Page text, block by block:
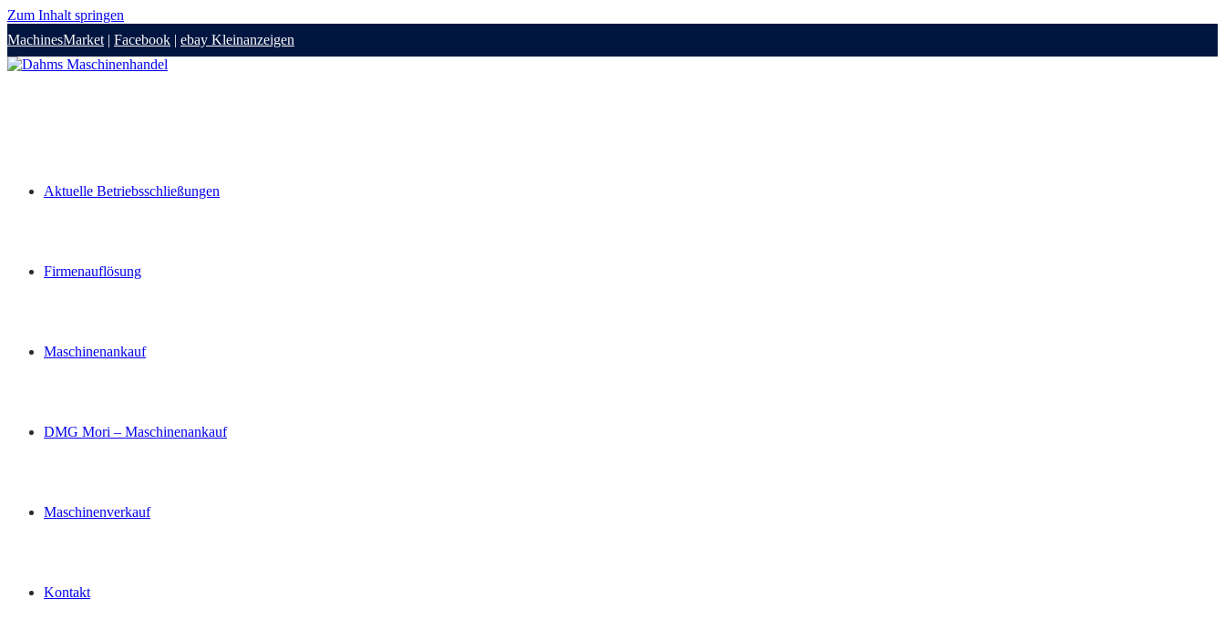
Zum Inhalt springen
MachinesMarket | Facebook | ebay Kleinanzeigen
Aktuelle Betriebsschließungen
Firmenauflösung
Maschinenankauf
DMG Mori – Maschinenankauf
Maschinenverkauf
Kontakt